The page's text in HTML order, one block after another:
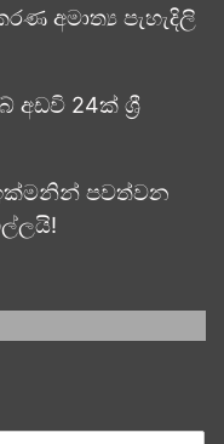
අමාත්‍ය පැහැදිලි
අඩවි 24ක් ශ්‍රී
ඉක්මනින් පවත්වන